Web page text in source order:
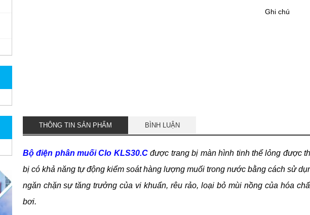
Ghi chú
THÔNG TIN SẢN PHẨM BÌNH LUẬN
Bộ điện phân muối Clo KLS30.Cđược trang bị màn hình tinh thể lỏng được
bị có khả năng tự động kiểm soát hàng lượng muối trong nước bằng cách sử
ngăn chặn sự tăng trưởng của vi khuẩn, rêu rảo, loại bỏ mùi nồng của hóa
bơi.